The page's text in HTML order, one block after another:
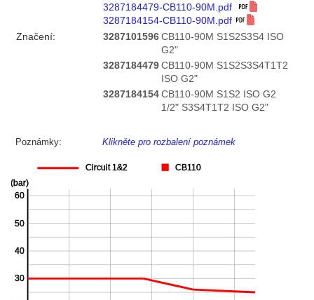
3287184479-CB110-90M.pdf
3287184154-CB110-90M.pdf
Značení:
3287101596 CB110-90M S1S2S3S4 ISO
G2"
3287184479 CB110-90M S1S2S3S4T1T2
ISO G2"
3287184154 CB110-90M S1S2 ISO G2
1/2" S3S4T1T2 ISO G2"
Poznámky: Klikněte pro rozbalení poznámek